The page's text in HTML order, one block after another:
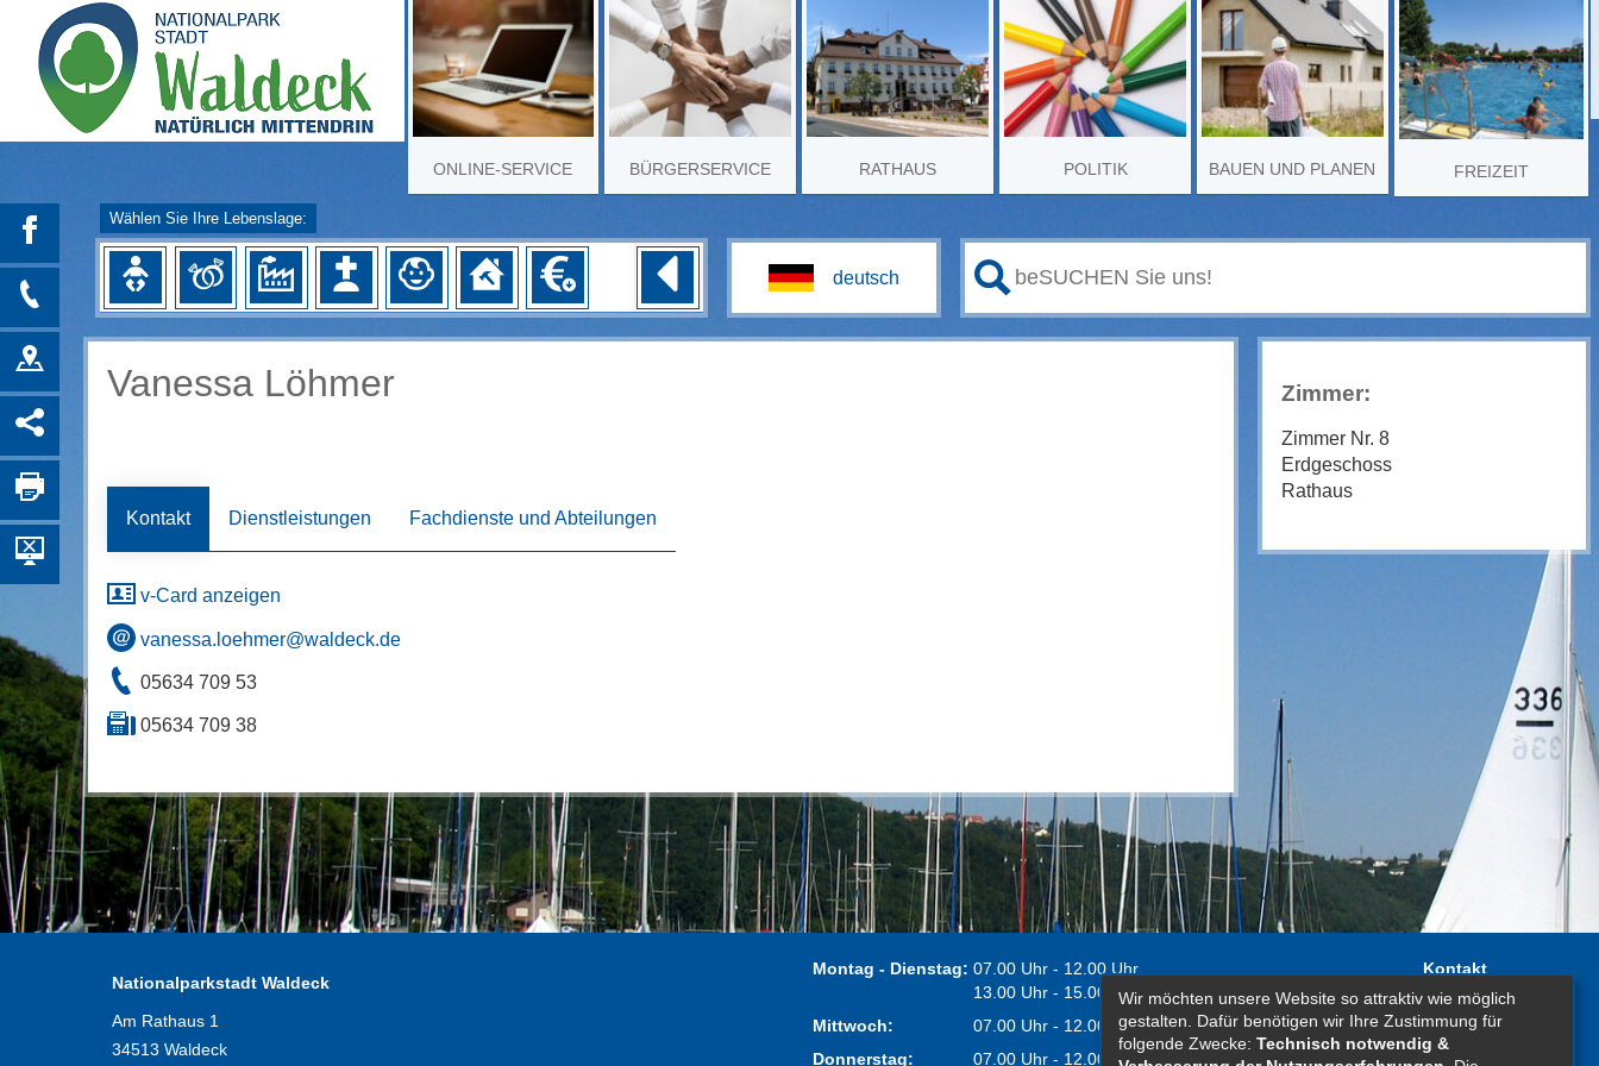
ONLINE-SERVICE BÜRGERSERVICE RATHAUS POLITIK BAUEN UND PLANEN FREIZEIT
Wählen Sie Ihre Lebenslage:
Vanessa Löhmer
Kontakt Dienstleistungen Fachdienste und Abteilungen
v-Card anzeigen
vanessa.loehmer@waldeck.de
05634 709 53
05634 709 38
Zimmer:
Zimmer Nr. 8
Erdgeschoss
Rathaus
Nationalparkstadt Waldeck
Am Rathaus 1
34513 Waldeck
Montag - Dienstag: 07.00 Uhr - 12.00 Uhr
13.00 Uhr - 15.00 Uhr
Mittwoch:
07.00 Uhr - 12.00 Uhr
Donnerstag:
07.00 Uhr - 12.00 Uhr
Kontakt
Impressum
Erklärung zur
Barrierefreiheit
Wir möchten unsere Website so attraktiv wie möglich
gestalten. Dafür benötigen wir Ihre Zustimmung für
folgende Zwecke: Technisch notwendig &